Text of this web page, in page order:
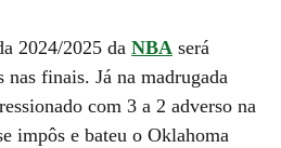
2024/2025 da NBA será
nas finais. Já na madrugada
com 3 a 2 adverso na
impôs e bateu o Oklahoma